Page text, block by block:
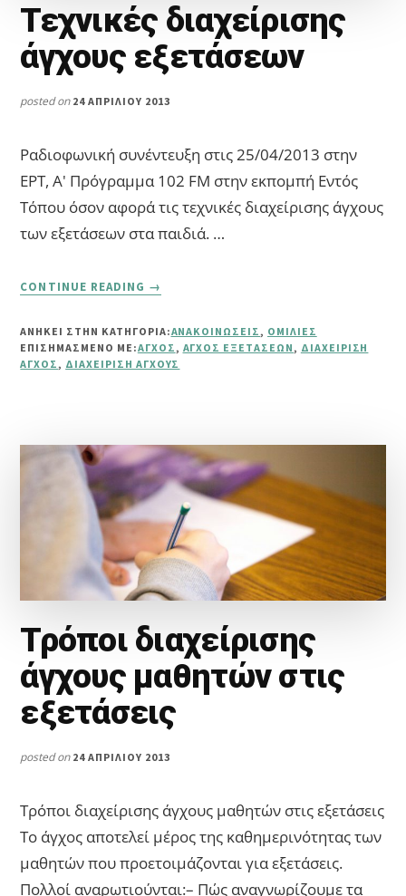
Τεχνικές διαχείρισης
άγχους εξετάσεων
posted on 24 ΑΠΡΙΛΊΟΥ 2013
Ραδιοφωνική συνέντευξη στις 25/04/2013 στην
ΕΡΤ, Α' Πρόγραμμα 102 FM στην εκπομπή Εντός
Τόπου όσον αφορά τις τεχνικές διαχείρισης άγχους
των εξετάσεων στα παιδιά. …
CONTINUE READING
ΤΕΧΝΙΚΈΣ
ΆΓΧΟΥΣ
ΕΞΕΤΆΣΕΩΝ
→
ΑΝΗΚΕΙ ΣΤΗΝ ΚΑΤΗΓΟΡΙΑ:ΑΝΑΚΟΙΝΏΣΕΙΣ, ΟΜΙΛΊΕΣ
ΕΠΙΣΗΜΑΣΜΈΝΟ ΜΕ:ΆΓΧΟΣ, ΆΓΧΟΣ ΕΞΕΤΆΣΕΩΝ, ΔΙΑΧΕΊΡΙΣΗ
ΆΓΧΟΣ, ΔΙΑΧΕΊΡΙΣΗ ΆΓΧΟΥΣ
Τρόποι διαχείρισης
άγχους μαθητών στις
εξετάσεις
posted on 24 ΑΠΡΙΛΊΟΥ 2013
Τρόποι διαχείρισης άγχους μαθητών στις εξετάσεις
Το άγχος αποτελεί μέρος της καθημερινότητας των
μαθητών που προετοιμάζονται για εξετάσεις.
Πολλοί αναρωτιούνται:– Πώς αναγνωρίζουμε τα